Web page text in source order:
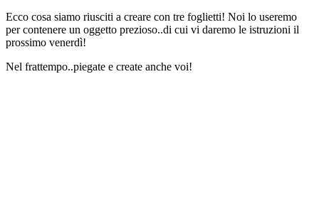
Ecco cosa siamo riusciti a creare con tre foglietti! Noi lo useremo
per contenere un oggetto prezioso..di cui vi daremo le istruzioni il
prossimo venerdì!
Nel frattempo..piegate e create anche voi!